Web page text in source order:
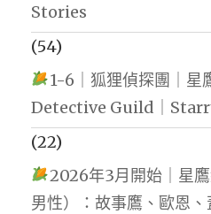
Stories
(54)
1-6｜狐狸偵探團｜星
Detective Guild｜
(22)
2026年3月開始｜星
男性）：故事鷹、歐恩